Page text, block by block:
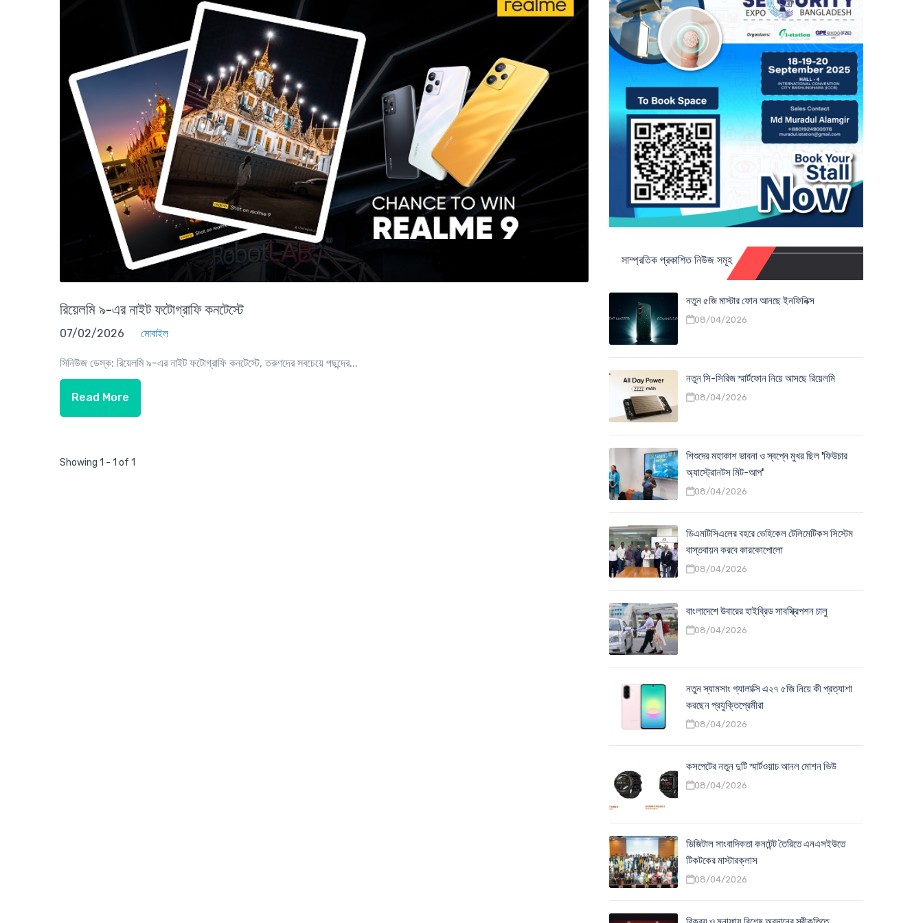
রিয়েলমি ৯-এর নাইট ফটোগ্রাফি কনটেস্টে
07/02/2026 মোবাইল
সিনিউজ ডেস্ক: রিয়েলমি ৯-এর নাইট ফটোগ্রাফি কনটেস্টে, তরুণদের সবচেয়ে পছন্দের...
Read More
Showing 1 - 1 of 1
সাম্প্রতিক প্রকাশিত নিউজ সমূহ
নতুন ৫জি মাস্টার ফোন আনছে ইনফিনিক্স
08/04/2026
নতুন সি-সিরিজ স্মার্টফোন নিয়ে আসছে রিয়েলমি
08/04/2026
শিশুদের মহাকাশ ভাবনা ও স্বপ্নে মুখর ছিল 'ফিউচার
অ্যাস্ট্রোনটস মিট-আপ'
08/04/2026
ডিএমটিসিএলের বহরে ভেহিকেল টেলিমেটিকস সিস্টেম
বাস্তবায়ন করবে কারকোপোলো
08/04/2026
বাংলাদেশে উবারের হাইব্রিড সাবস্ক্রিপশন চালু
08/04/2026
নতুন স্যামসাং গ্যালাক্সি এ২৭ ৫জি নিয়ে কী প্রত্যাশা
করছেন প্রযুক্তিপ্রেমীরা
08/04/2026
কসপেটের নতুন দুটি স্মার্টওয়াচ আনল মোশন ভিউ
08/04/2026
ডিজিটাল সাংবাদিকতা কনটেন্ট তৈরিতে এনএসইউতে
টিকটকের মাস্টারক্লাস
08/04/2026